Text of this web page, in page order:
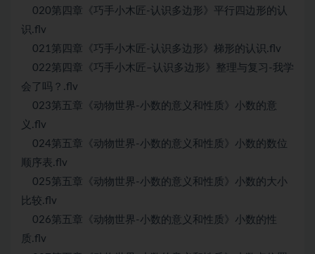
020第四章《巧手小木匠-认识多边形》平行四边形的认
识.flv
021第四章《巧手小木匠-认识多边形》梯形的认识.flv
022第四章《巧手小木匠–认识多边形》整理与复习-我学
会了吗？.flv
023第五章《动物世界-小数的意义和性质》小数的意
义.flv
024第五章《动物世界-小数的意义和性质》小数的数位
顺序表.flv
025第五章《动物世界-小数的意义和性质》小数的大小
比较.flv
026第五章《动物世界-小数的意义和性质》小数的性
质.flv